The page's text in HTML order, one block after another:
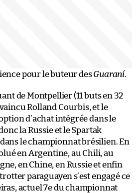
pour le buteur desGuaraní.
de Montpellier (11 buts en 32
Rolland Courbis, et le
d’achat intégrée dans le
la Russie et le Spartak
le championnat brésilien. En
en Argentine, au Chili, au
en Chine, en Russie et enfin
paraguayen s’est engagé ce
actuel 7e du championnat